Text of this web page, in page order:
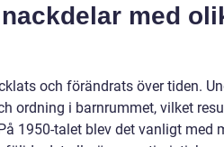
med
och förändrats över tiden.
ordning i barnrummet, vilket
1950-talet blev det vanligt med